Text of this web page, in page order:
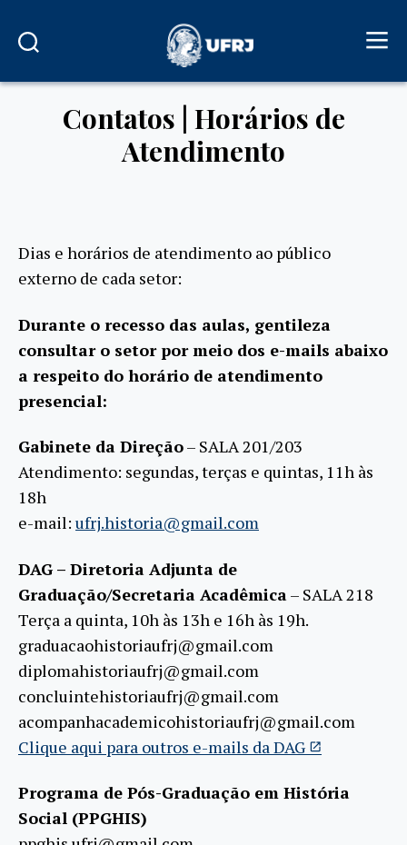
Contatos | Horários de
Atendimento
Dias e horários de atendimento ao público
externo de cada setor:
Durante o recesso das aulas, gentileza
consultar o setor por meio dos e-mails abaixo
a respeito do horário de atendimento
presencial:
Gabinete da Direção– SALA 201/203
Atendimento: segundas, terças e quintas, 11h às
18h
e-mail: ufrj.historia@gmail.com
DAG – Diretoria Adjunta de
Graduação/Secretaria Acadêmica – SALA 218
Terça a quinta, 10h às 13h e 16h às 19h.
graduacaohistoriaufrj@gmail.com
diplomahistoriaufrj@gmail.com
concluintehistoriaufrj@gmail.com
acompanhacademicohistoriaufrj@gmail.com
Clique aqui para outros e-mails da DAG
Programa de Pós-Graduação em História
Social (PPGHIS)